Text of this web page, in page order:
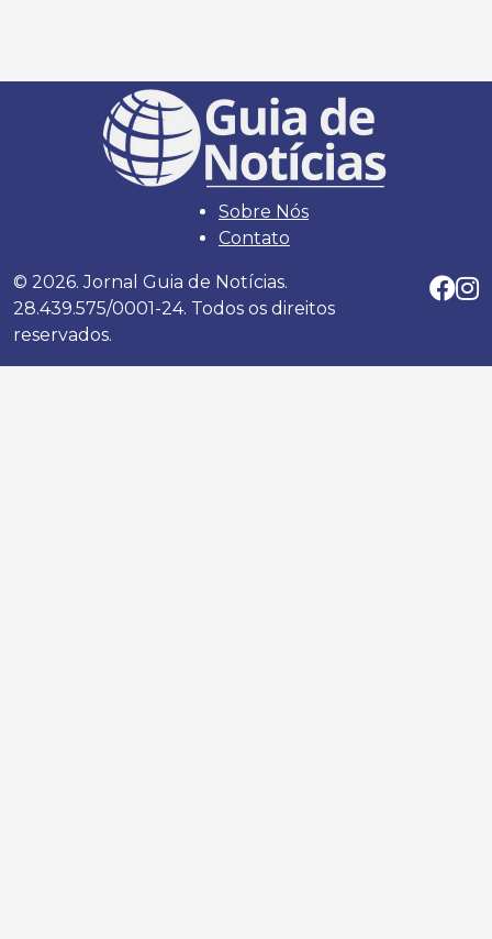
Sobre Nós
Contato
© 2026. Jornal Guia de Notícias.
28.439.575/0001-24. Todos os direitos
reservados.